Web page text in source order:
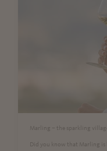
Marling – the sparkling
Did you know that Marling is